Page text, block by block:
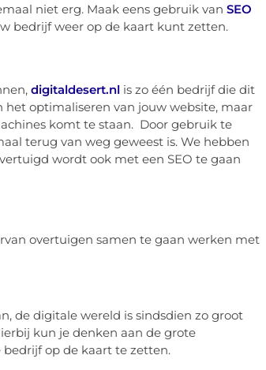
niet erg. Maak eens gebruik van SEO
bedrijf weer op de kaart kunt zetten.
digitaldesert.nl is zo één bedrijf die dit
het optimaliseren van jouw website, maar
komt te staan. Door gebruik te
terug van weg geweest is. We hebben
wordt ook met een SEO te gaan
overtuigen samen te gaan werken met
de digitale wereld is sindsdien zo groot
kun je denken aan de grote
op de kaart te zetten.